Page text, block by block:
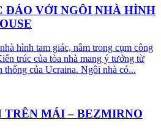
ĐÁO VỚI NGÔI NHÀ HÌNH
hình tam giác, nằm trong cụm công
trúc của tòa nhà mang ý tưởng từ
thống của Ucraina. Ngôi nhà có...
TRÊN MÁI – BEZMIRNO